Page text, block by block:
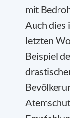
mit
Auch dies
letzten
Beispiel